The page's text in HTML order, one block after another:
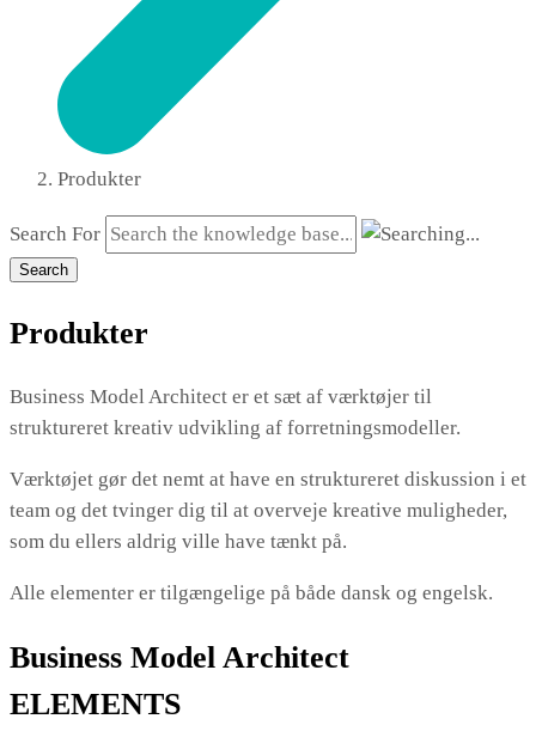
Produkter
Search For
Search
Produkter
Business Model Architect er et sæt af værktøjer til
struktureret kreativ udvikling af forretningsmodeller.
Værktøjet gør det nemt at have en struktureret diskussion i et
team og det tvinger dig til at overveje kreative muligheder,
som du ellers aldrig ville have tænkt på.
Alle elementer er tilgængelige på både dansk og engelsk.
Business Model Architect
ELEMENTS